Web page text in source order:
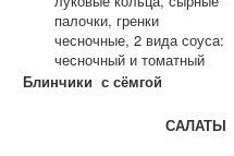
палочки, гренки
чесночные, 2 вида соуса:
чесночный и томатный
Блинчики с сёмгой
САЛАТЫ